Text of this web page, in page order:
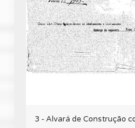
3 - Alvará de Construção